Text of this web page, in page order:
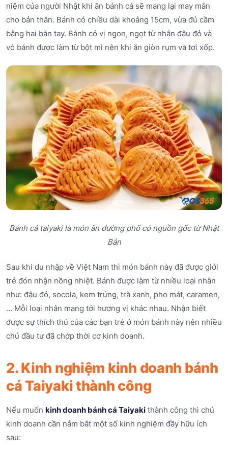
niệm của người Nhật khi ăn bánh cá sẽ mang lại may mắn
cho bản thân. Bánh có chiều dài khoảng 15cm, vừa đủ cầm
bằng hai bàn tay. Bánh có vị ngon, ngọt từ nhân đậu đỏ và
vỏ bánh được làm từ bột mì nên khi ăn giòn rụm và tơi xốp.
Bánh cá taiyaki là món ăn đường phố có nguồn gốc từ Nhật
Bản
Sau khi du nhập về Việt Nam thì món bánh này đã được giới
trẻ đón nhận nồng nhiệt. Bánh được làm từ nhiều loại nhân
như: đậu đỏ, socola, kem trứng, trà xanh, pho mát, caramen,
… Mỗi loại nhân mang tới hương vị khác nhau. Nhận biết
được sự thích thú của các bạn trẻ ở món bánh này nên nhiều
chủ đầu tư đã chớp thời cơ kinh doanh.
2. Kinh nghiệm kinh doanh bánh
cá Taiyaki thành công
Nếu muốn kinh doanh bánh cá Taiyaki thành công thì chủ
kinh doanh cần nắm bắt một số kinh nghiệm đầy hữu ích
sau: